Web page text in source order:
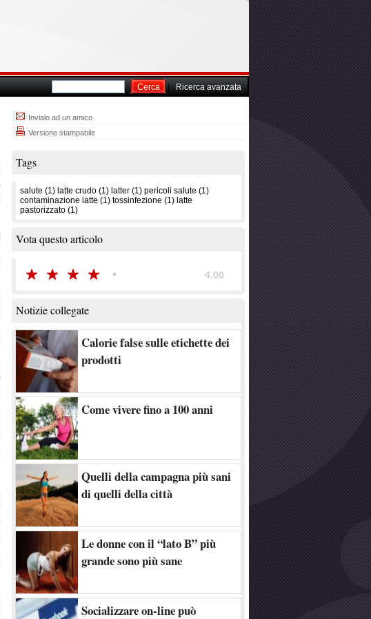
Cerca | Ricerca avanzata
Invialo ad un amico
Versione stampabile
Tags
salute (1) latte crudo (1) latter (1) pericoli salute (1)
contaminazione latte (1) tossinfezione (1) latte
pastorizzato (1)
Vota questo articolo
4.00
Notizie collegate
Calorie false sulle etichette dei
prodotti
Come vivere fino a 100 anni
Quelli della campagna più sani
di quelli della città
Le donne con il “lato B” più
grande sono più sane
Socializzare on-line può